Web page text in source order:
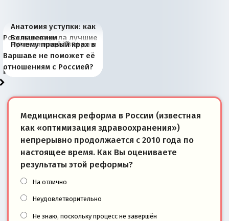
Анатомия уступки: как
Россия потеряла лучшие
рыбопромысловые
районы Баренцева
моря
Большевики
отличаются от «Яблока»
тем, что они -
победители
Киевская марионетка
Запада рассказала о
«переобувании» хозяев
В России назрели
перемены: 15 шагов к
суверенной экономике
Миграционный пожар
Европы
Россия начинает
сбрасывать балласт
Анкориджа
Россия зимой 1904
года: первые уступки во
внутренней политике
Русская нация вчера и
сегодня
Почему правый крах в
Варшаве не поможет её
отношениям с Россией?
Медицинская реформа в России (известная
как «оптимизация здравоохранения»)
непрерывно продолжается с 2010 года по
настоящее время. Как Вы оцениваете
результаты этой реформы?
На отлично
Неудовлетворительно
Не знаю, поскольку процесс не завершён